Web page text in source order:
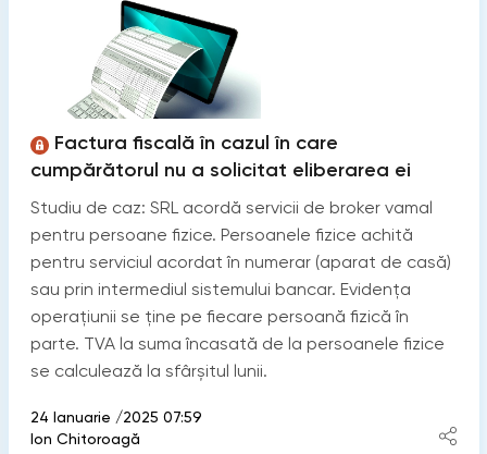
Factura fiscală în cazul în care
cumpărătorul nu a solicitat eliberarea ei
Studiu de caz: SRL acordă servicii de broker vamal
pentru persoane fizice. Persoanele fizice achită
pentru serviciul acordat în numerar (aparat de casă)
sau prin intermediul sistemului bancar. Evidența
operațiunii se ține pe fiecare persoană fizică în
parte. TVA la suma încasată de la persoanele fizice
se calculează la sfârșitul lunii.
24 Ianuarie /2025 07:59
Ion Chitoroagă